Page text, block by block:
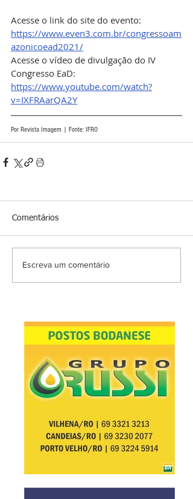
Acesse o link do site do evento:
https://www.even3.com.br/congressoam
azonicoead2021/
Acesse o vídeo de divulgação do IV
Congresso EaD:
https://www.youtube.com/watch?
v=IXFRAarQA2Y
Por Revista Imagem | Fonte: IFRO
Comentários
Escreva um comentário